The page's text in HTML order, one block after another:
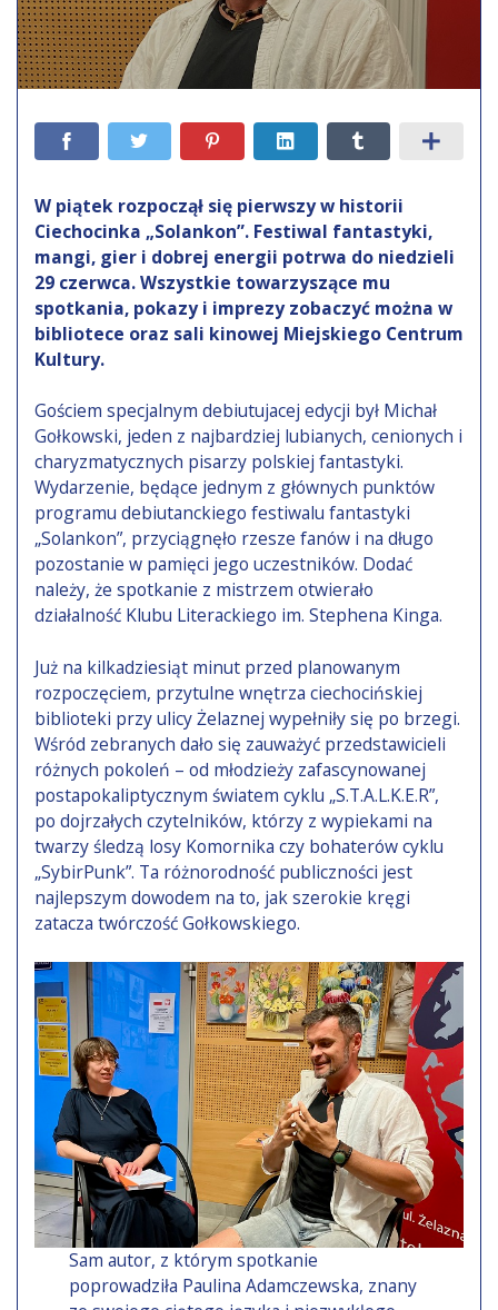
W piątek rozpoczął się pierwszy w historii
Ciechocinka „Solankon”. Festiwal fantastyki,
mangi, gier i dobrej energii potrwa do niedzieli
29 czerwca. Wszystkie towarzyszące mu
spotkania, pokazy i imprezy zobaczyć można w
bibliotece oraz sali kinowej Miejskiego Centrum
Kultury.
Gościem specjalnym debiutujacej edycji był Michał
Gołkowski, jeden z najbardziej lubianych, cenionych i
charyzmatycznych pisarzy polskiej fantastyki.
Wydarzenie, będące jednym z głównych punktów
programu debiutanckiego festiwalu fantastyki
„Solankon”, przyciągnęło rzesze fanów i na długo
pozostanie w pamięci jego uczestników. Dodać
należy, że spotkanie z mistrzem otwierało
działalność Klubu Literackiego im. Stephena Kinga.
Już na kilkadziesiąt minut przed planowanym
rozpoczęciem, przytulne wnętrza ciechocińskiej
biblioteki przy ulicy Żelaznej wypełniły się po brzegi.
Wśród zebranych dało się zauważyć przedstawicieli
różnych pokoleń – od młodzieży zafascynowanej
postapokaliptycznym światem cyklu „S.T.A.L.K.E.R”,
po dojrzałych czytelników, którzy z wypiekami na
twarzy śledzą losy Komornika czy bohaterów cyklu
„SybirPunk”. Ta różnorodność publiczności jest
najlepszym dowodem na to, jak szerokie kręgi
zatacza twórczość Gołkowskiego.
Sam autor, z którym spotkanie
poprowadziła Paulina Adamczewska, znany